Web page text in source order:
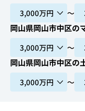
〜
岡山県岡山市中区の
〜
岡山県岡山市中区の
〜